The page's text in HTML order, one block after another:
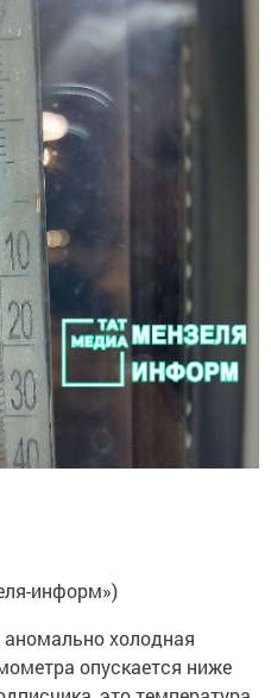
информ»)
аномально холодная
опускается ниже